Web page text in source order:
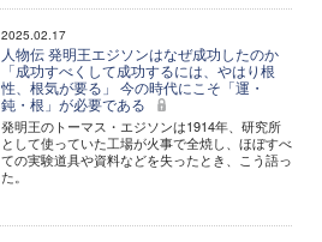
2025.02.17
人物伝 発明王エジソンはなぜ成功したのか
「成功すべくして成功するには、やはり根
性、根気が要る」 今の時代にこそ「運・
鈍・根」が必要である
発明王のトーマス・エジソンは1914年、研究所
として使っていた工場が火事で全焼し、ほぼすべ
ての実験道具や資料などを失ったとき、こう語っ
た。